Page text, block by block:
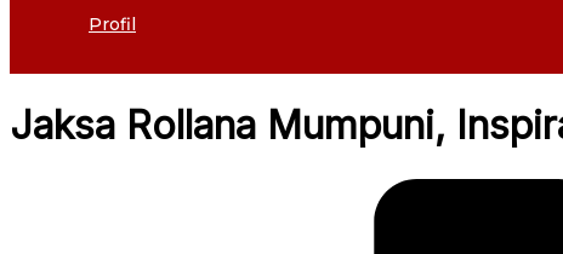
Profil
Jaksa Rollana Mumpuni,